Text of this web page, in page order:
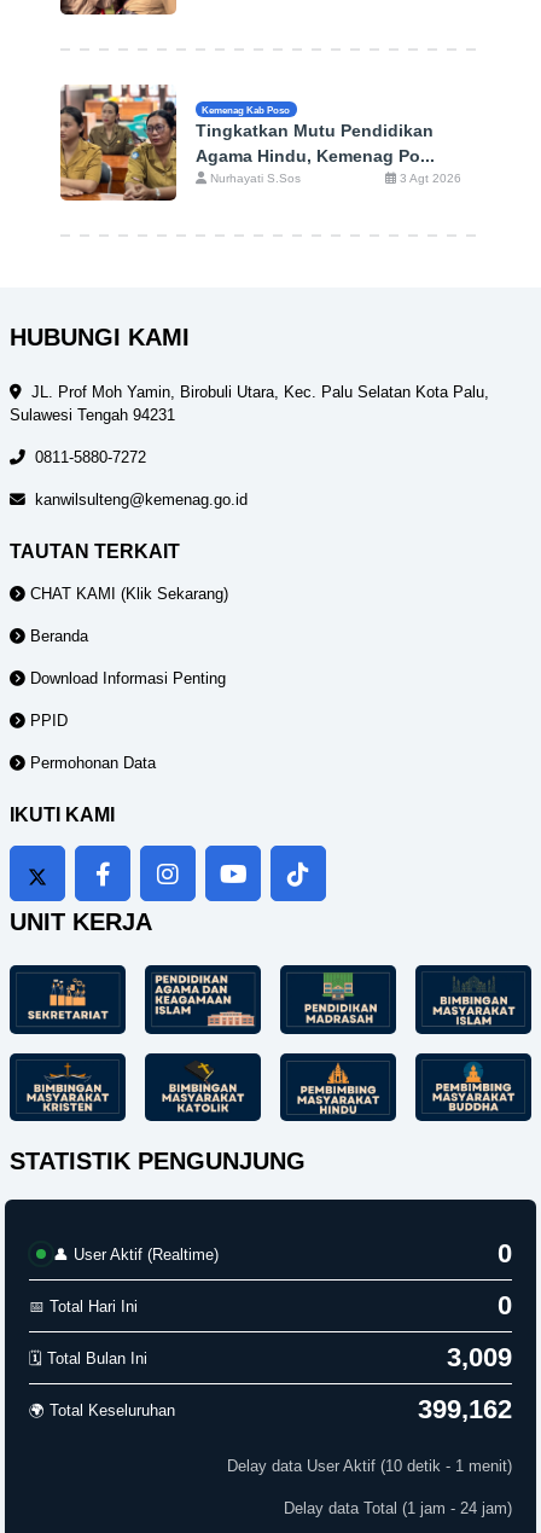
Kemenag Kab Poso
Tingkatkan Mutu Pendidikan
Agama Hindu, Kemenag Po...
Nurhayati S.Sos 3 Agt 2026
HUBUNGI KAMI
JL. Prof Moh Yamin, Birobuli Utara, Kec. Palu Selatan Kota Palu,
Sulawesi Tengah 94231
0811-5880-7272
kanwilsulteng@kemenag.go.id
TAUTAN TERKAIT
CHAT KAMI (Klik Sekarang)
Beranda
Download Informasi Penting
PPID
Permohonan Data
IKUTI KAMI
UNIT KERJA
STATISTIK PENGUNJUNG
👤 User Aktif (Realtime) 0
📅 Total Hari Ini 0
🗓️ Total Bulan Ini 3,009
🌍 Total Keseluruhan 399,162
Delay data User Aktif (10 detik - 1 menit)
Delay data Total (1 jam - 24 jam)